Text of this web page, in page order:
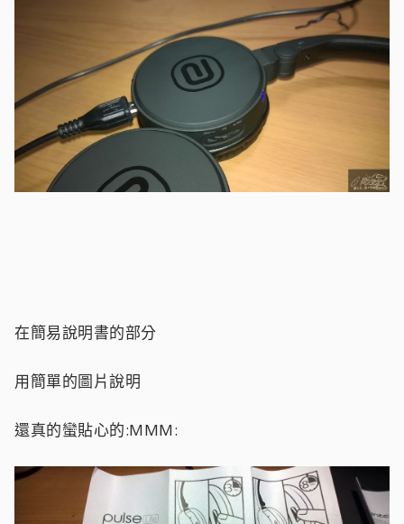
在簡易說明書的部分
用簡單的圖片說明
還真的蠻貼心的:MMM: